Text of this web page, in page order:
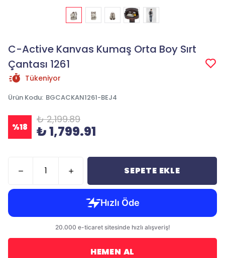
C-Active Kanvas Kumaş Orta Boy Sırt
Çantası 1261
Tükeniyor
Ürün Kodu: BGCACKAN1261-BEJ4
%18
₺ 2,199.89
₺ 1,799.91
SEPETE EKLE
HEMEN AL